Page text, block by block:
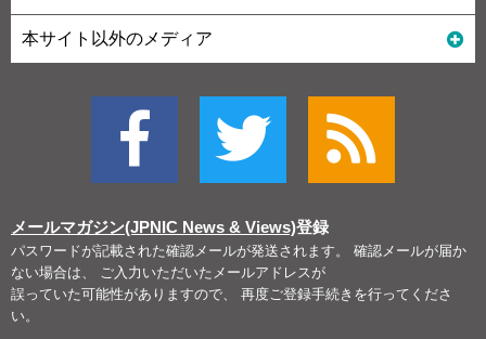
本サイト以外のメディア
メールマガジン(JPNIC News & Views)登録
パスワードが記載された確認メールが発送されます。 確認メールが届か
ない場合は、 ご入力いただいたメールアドレスが
誤っていた可能性がありますので、 再度ご登録手続きを行ってくださ
い。